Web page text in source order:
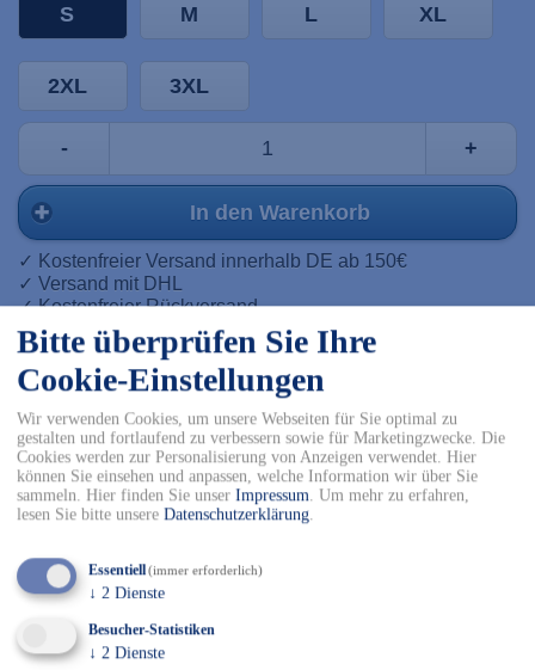
Bitte überprüfen Sie Ihre
Cookie-Einstellungen
Wir verwenden Cookies, um unsere Webseiten für Sie optimal zu
gestalten und fortlaufend zu verbessern sowie für Marketingzwecke. Die
Cookies werden zur Personalisierung von Anzeigen verwendet. Hier
können Sie einsehen und anpassen, welche Information wir über Sie
sammeln. Hier finden Sie unser Impressum. Um mehr zu erfahren,
lesen Sie bitte unsere Datenschutzerklärung.
Essentiell(immer erforderlich)
↓ 2 Dienste
Besucher-Statistiken
↓ 2 Dienste
S M L XL
2XL 3XL
- +
In den Warenkorb
✓ Kostenfreier Versand innerhalb DE ab 150€
✓ Versand mit DHL
✓ Kostenfreier Rückversand
✓ Sicher Einkaufen & Bezahlen
Details
100 % Polyester, Größe: S-3XL
Mascot Funktionsunterhemd, Kurzarm
Produktcode: 00597
Entdecken Sie unser hochfunktionelles Kurzarm-
Unterhemd - der perfekte Base Layer für Ihre Aktivitäten!
Dank der innovativen COOLMAX®-Technologie sorgt es